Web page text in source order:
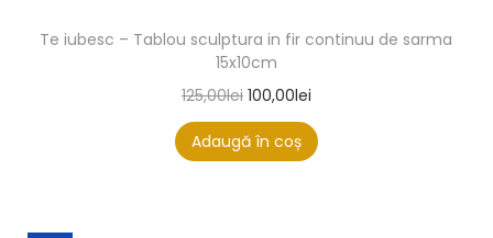
Te iubesc – Tablou sculptura in fir continuu de sarma
15x10cm
125,00lei 100,00lei
Adaugă în coș